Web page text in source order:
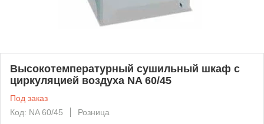
Высокотемпературный сушильный шкаф с
циркуляцией воздуха NA 60/45
Под заказ
Код: NA 60/45
Розница